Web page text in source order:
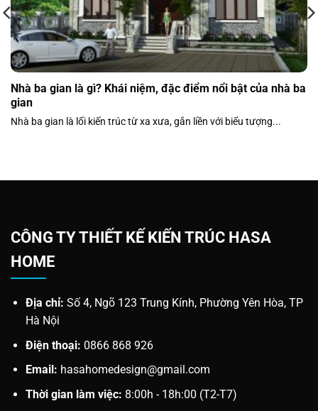
Nhà ba gian là gì? Khái niệm, đặc điểm nổi bật của nhà ba
gian
Nhà ba gian là lối kiến trúc từ xa xưa, gắn liền với biểu tượng...
CÔNG TY THIẾT KẾ KIẾN TRÚC HASA
HOME
Địa chỉ: Số 4, Ngõ 123 Trung Kính, Phường Yên Hòa, TP
Hà Nội
Điện thoại: 0866 868 926
Email: hasahomedesign@gmail.com
Thời gian làm việc: 8:00h - 18h:00 (T2-T7)